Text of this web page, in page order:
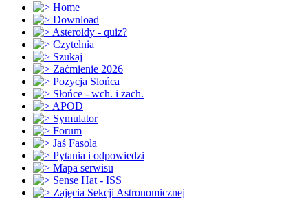
Home
Download
Asteroidy - quiz?
Czytelnia
Szukaj
Zaćmienie 2026
Pozycja Slońca
Słońce - wch. i zach.
APOD
Symulator
Forum
Jaś Fasola
Pytania i odpowiedzi
Mapa serwisu
Sense Hat - ISS
Zajęcia Sekcji Astronomicznej